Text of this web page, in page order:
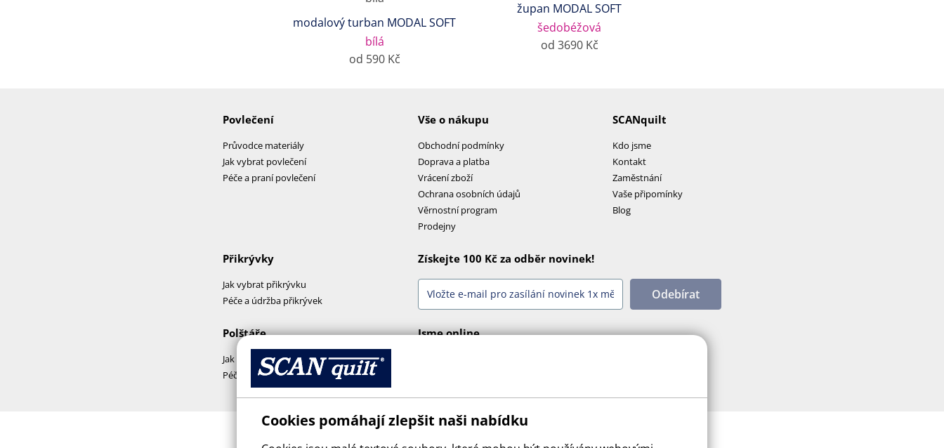
modalový turban MODAL SOFT
bílá
od 590 Kč
župan MODAL SOFT
šedobéžová
od 3690 Kč
Povlečení
Průvodce materiály
Jak vybrat povlečení
Péče a praní povlečení
Vše o nákupu
Obchodní podmínky
Doprava a platba
Vrácení zboží
Ochrana osobních údajů
Věrnostní program
Prodejny
SCANquilt
Kdo jsme
Kontakt
Zaměstnání
Vaše připomínky
Blog
Přikrývky
Jak vybrat přikrývku
Péče a údržba přikrývek
Polštáře
Jak vybrat polštář
Péče a praní polštářů
Získejte 100 Kč za odběr novinek!
Odebírat
Jsme online
Cookies pomáhají zlepšit naši nabídku